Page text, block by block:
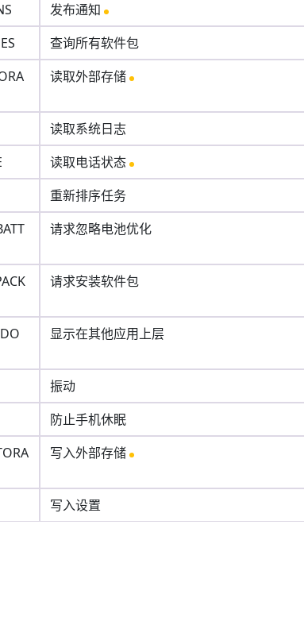
发布通知
查询所有软件包
读取外部存储
读取系统日志
读取电话状态
重新排序任务
请求忽略电池优化
请求安装软件包
显示在其他应用上层
振动
防止手机休眠
写入外部存储
写入设置